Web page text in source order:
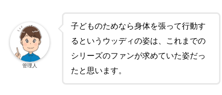
子どものためなら身体を張って行動す
るというウッディの姿は、これまでの
シリーズのファンが求めていた姿だっ
たと思います。
管理人